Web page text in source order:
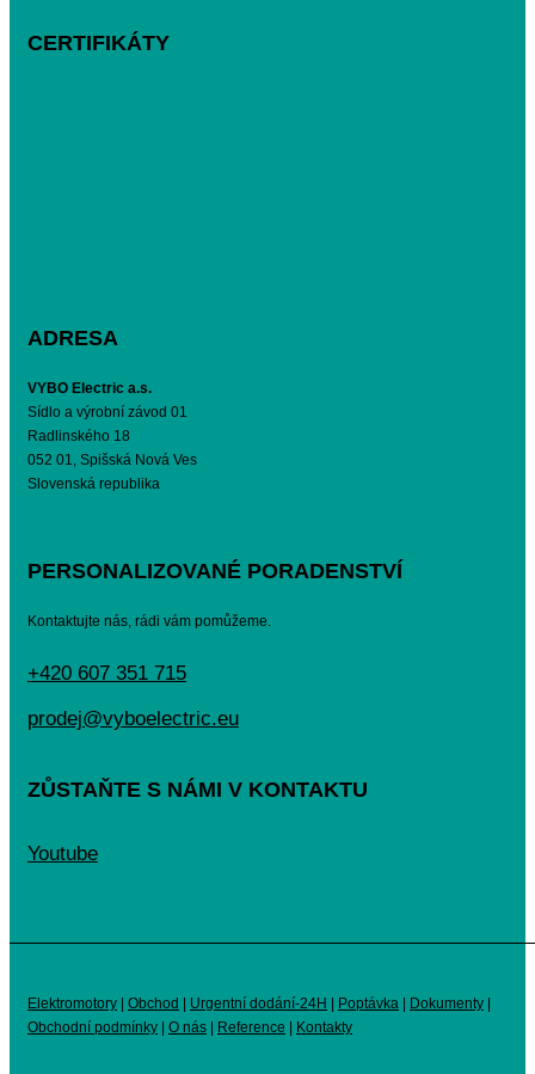
CERTIFIKÁTY
ADRESA
VYBO Electric a.s.
Sídlo a výrobní závod 01
Radlinského 18
052 01, Spišská Nová Ves
Slovenská republika
PERSONALIZOVANÉ PORADENSTVÍ
Kontaktujte nás, rádi vám pomůžeme.
+420 607 351 715
prodej@vyboelectric.eu
ZŮSTAŇTE S NÁMI V KONTAKTU
Youtube
Elektromotory Obchod Urgentní dodání-24H Poptávka Dokumenty
Obchodní podmínky
O nás Reference Kontakty